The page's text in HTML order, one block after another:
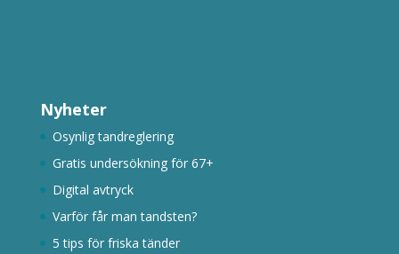
Nyheter
Osynlig tandreglering
Gratis undersökning för 67+
Digital avtryck
Varför får man tandsten?
5 tips för friska tänder